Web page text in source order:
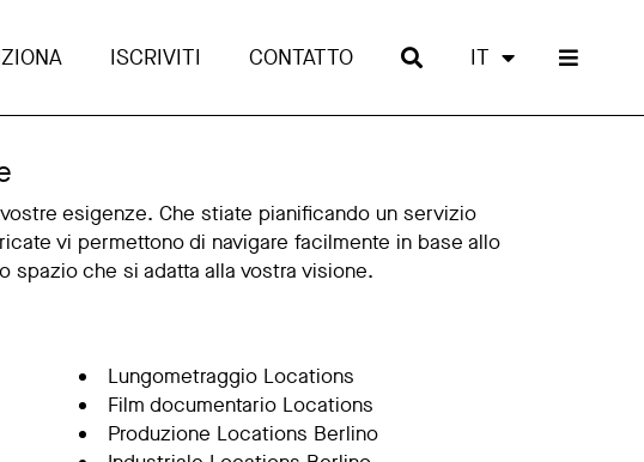
ISCRIVITI CONTATTO IT
esigenze. Che stiate pianificando un servizio
vi permettono di navigare facilmente in base allo
spazio che si adatta alla vostra visione.
Lungometraggio Locations
Film documentario Locations
Produzione Locations Berlino